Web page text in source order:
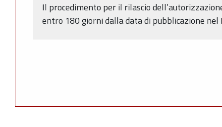
Il procedimento per il rilascio
entro 180 giorni dalla data di pubblicazione nel